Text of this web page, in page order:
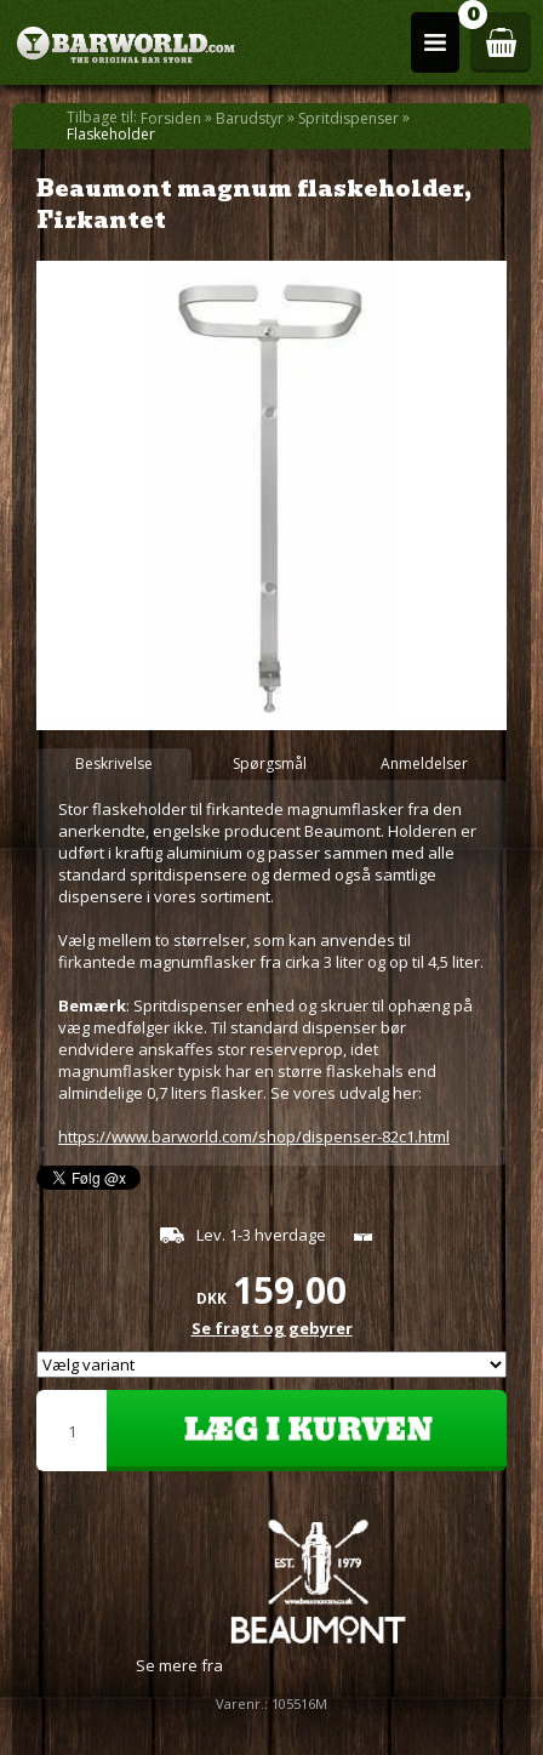
0
Tilbage til: Forsiden » Barudstyr» Spritdispenser»
Flaskeholder
Beaumont magnum flaskeholder,
Firkantet
Beskrivelse Spørgsmål Anmeldelser
Stor flaskeholder til firkantede magnumflasker fra den
anerkendte, engelske producent Beaumont. Holderen er
udført i kraftig aluminium og passer sammen med alle
standard spritdispensere og dermed også samtlige
dispensere i vores sortiment.
Vælg mellem to størrelser, som kan anvendes til
firkantede magnumflasker fra cirka 3 liter og op til 4,5 liter.
Bemærk: Spritdispenser enhed og skruer til ophæng på
væg medfølger ikke. Til standard dispenser bør
endvidere anskaffes stor reserveprop, idet
magnumflasker typisk har en større flaskehals end
almindelige 0,7 liters flasker. Se vores udvalg her:
https://www.barworld.com/shop/dispenser-82c1.html
Lev. 1-3 hverdage
DKK 159,00
Se fragt og gebyrer
Se mere fra
Varenr.: 105516M